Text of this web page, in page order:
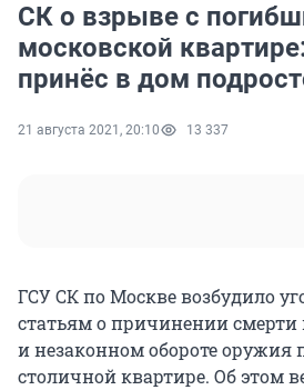
СК о взрыве с
московской
принёс в дом
21 августа 2021, 20:10 13 337
ГСУ СК по Москве возбудило
статьям о причинении смерти
и незаконном обороте оружия
столичной квартире. Об этом